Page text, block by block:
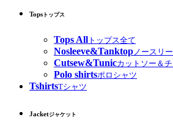
Tops トップス
Tops All トップス全て
Nosleeve&Tanktop ノースリ
Cutsew&Tunicカットソー＆
Polo shirtsポロシャツ
TshirtsTシャツ
Jacketジャケット